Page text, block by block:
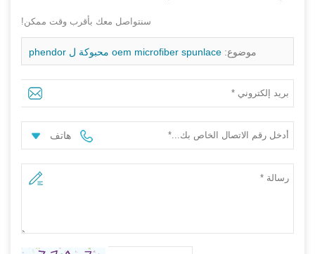
سنتواصل معك بأقرب وقت ممكن!
موضوع: oem microfiber spunlace محبوكة ل phendor
منشفة ماكياج microfiber
هاتف